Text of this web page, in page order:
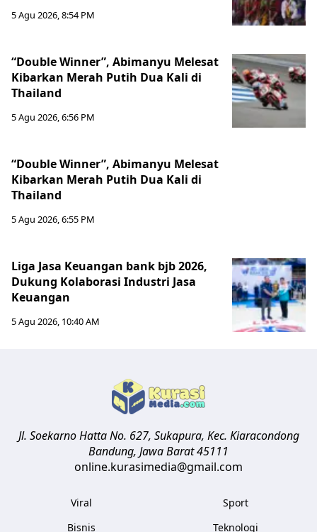
5 Agu 2026, 8:54 PM
“Double Winner”, Abimanyu Melesat
Kibarkan Merah Putih Dua Kali di
Thailand
5 Agu 2026, 6:56 PM
“Double Winner”, Abimanyu Melesat
Kibarkan Merah Putih Dua Kali di
Thailand
5 Agu 2026, 6:55 PM
Liga Jasa Keuangan bank bjb 2026,
Dukung Kolaborasi Industri Jasa
Keuangan
5 Agu 2026, 10:40 AM
Jl. Soekarno Hatta No. 627, Sukapura, Kec. Kiaracondong
Bandung, Jawa Barat45111
online.kurasimedia@gmail.com
Viral
Bisnis
Sport
Teknologi